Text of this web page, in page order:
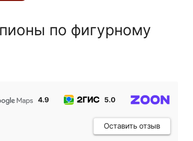
по фигурному
4.9 5.0
Оставить отзыв